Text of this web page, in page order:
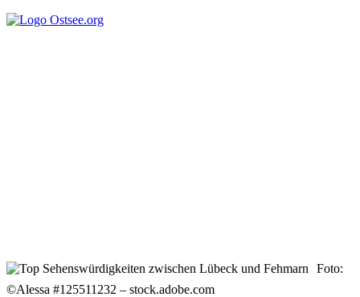
Foto:
©Alessa #125511232 – stock.adobe.com